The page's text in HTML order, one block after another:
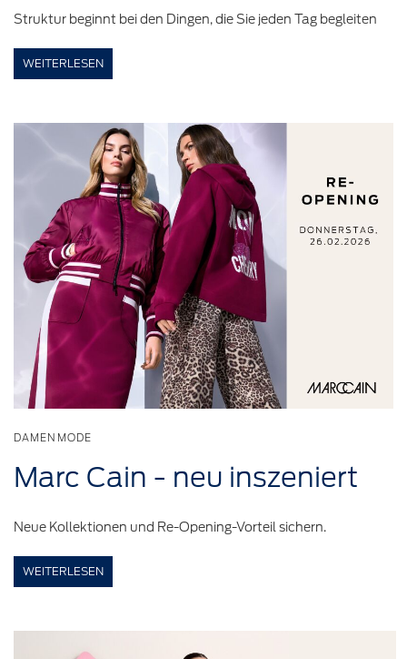
Struktur beginnt bei den Dingen, die Sie jeden Tag begleiten
WEITERLESEN
DAMENMODE
Marc Cain - neu inszeniert
Neue Kollektionen und Re-Opening-Vorteil sichern.
WEITERLESEN